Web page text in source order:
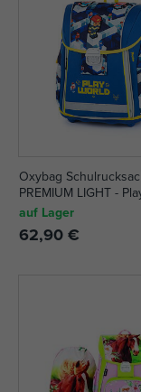
Oxybag
PREMIUM LIGHT -
auf Lager
62,90 €